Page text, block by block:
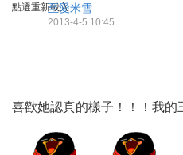
點選重新載入至愛米雪
2013-4-5 10:45
喜歡她認真的樣子！！！我的